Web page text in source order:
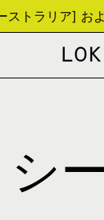
ストラリア] お